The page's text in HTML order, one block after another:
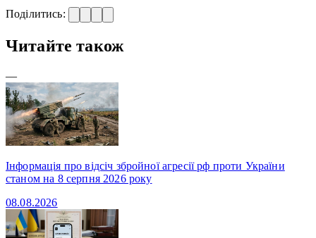
Поділитись:
Читайте також
—
Інформація про відсіч збройної агресії рф проти України
станом на 8 серпня 2026 року
08.08.2026